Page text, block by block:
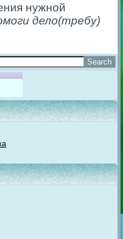
нужной
дело(требу)